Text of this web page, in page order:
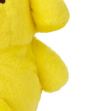
ニュース